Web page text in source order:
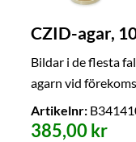
CZID-agar,
Bildar i de flesta
agarn vid
Artikelnr:
385,00 kr